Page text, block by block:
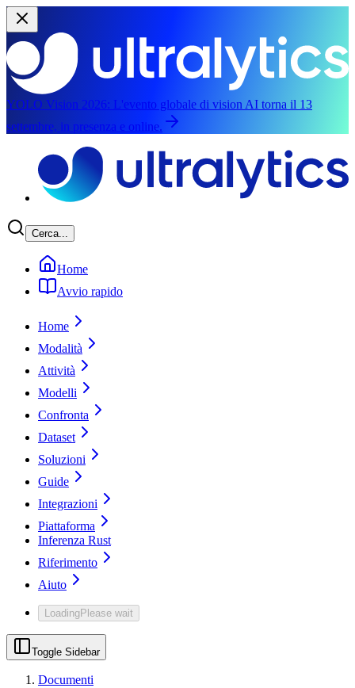
YOLO Vision 2026: L'evento globale di vision AI torna il 13
settembre, in presenza e online.
Cerca...
Home
Avvio rapido
Home
Modalità
Attività
Modelli
Confronta
Dataset
Soluzioni
Guide
Integrazioni
Piattaforma
Inferenza Rust
Riferimento
Aiuto
LoadingPlease wait
Toggle Sidebar
Documenti